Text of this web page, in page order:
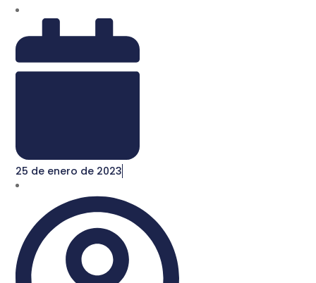
25 de enero de 2023